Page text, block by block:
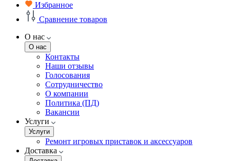
Избранное
Сравнение товаров
О нас
О нас
Контакты
Наши отзывы
Голосования
Сотрудничество
О компании
Политика (ПД)
Вакансии
Услуги
Услуги
Ремонт игровых приставок и аксессуаров
Доставка